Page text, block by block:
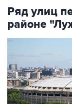
Ряд улиц
районе